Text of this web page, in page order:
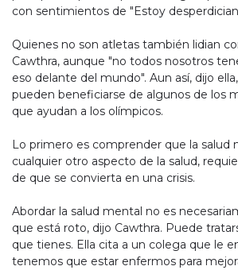
con sentimientos de "Estoy
Quienes no son atletas también lidian
Cawthra, aunque "no todos nosotros
eso delante del mundo". Aun así, dijo
pueden beneficiarse de algunos de los
que ayudan a los olímpicos.
Lo primero es comprender que la salud
cualquier otro aspecto de la salud,
de que se convierta en una crisis.
Abordar la salud mental no es
que está roto, dijo Cawthra. Puede
que tienes. Ella cita a un colega que le
tenemos que estar enfermos para